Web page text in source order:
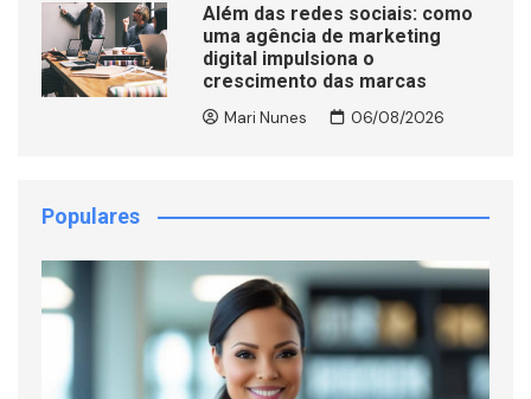
Além das redes sociais: como
uma agência de marketing
digital impulsiona o
crescimento das marcas
Mari Nunes 06/08/2026
Populares